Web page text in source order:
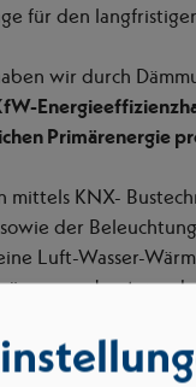
für den
wir durch
Primärenergie
KNX-
der
Luft-Wasser-
verbaut